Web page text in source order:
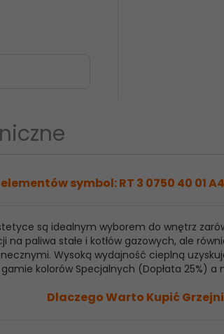
symbol: RT 3 0750 40 01
są idealnym wyborem do wnętrz
na paliwa stałe i kotłów gazowych, ale
Wysoką wydajność cieplną
kolorów Specjalnych (Dopłata 25%)
Dlaczego Warto Kupić